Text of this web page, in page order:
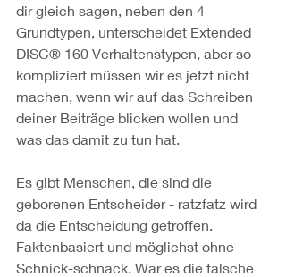
dir gleich sagen, neben den 4
Grundtypen, unterscheidet Extended
DISC® 160 Verhaltenstypen, aber so
kompliziert müssen wir es jetzt nicht
machen, wenn wir auf das Schreiben
deiner Beiträge blicken wollen und
was das damit zu tun hat.
Es gibt Menschen, die sind die
geborenen Entscheider - ratzfatz wird
da die Entscheidung getroffen.
Faktenbasiert und möglichst ohne
Schnick-schnack. War es die falsche